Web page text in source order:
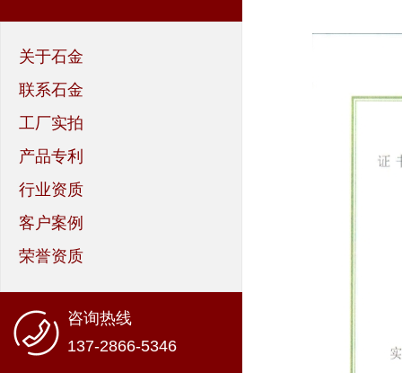
关于石金
联系石金
工厂实拍
产品专利
行业资质
客户案例
荣誉资质
咨询热线
137-2866-5346